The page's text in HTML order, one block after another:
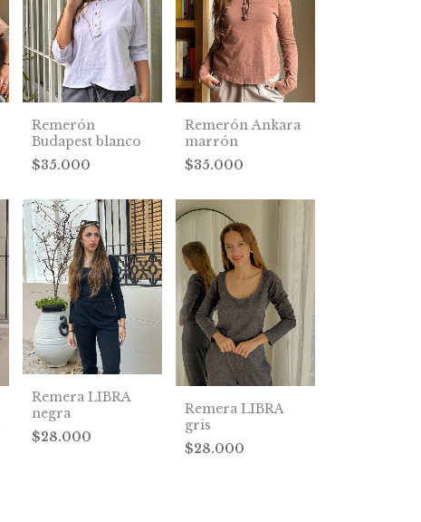
Remerón
Budapest blanco
$35.000
Remerón Ankara
marrón
$35.000
Remera LIBRA
negra
$28.000
Remera LIBRA
gris
$28.000